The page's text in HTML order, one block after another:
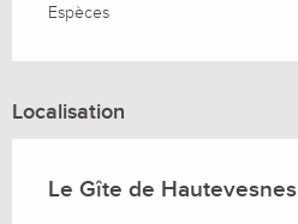
Espèces
Localisation
Le Gîte de Hautevesnes